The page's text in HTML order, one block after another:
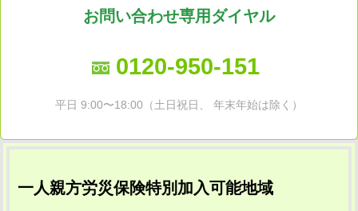
お問い合わせ専用ダイヤル
0120-950-151
平日 9:00〜18:00（土日祝日、 年末年始は除く）
一人親方労災保険特別加入可能地域